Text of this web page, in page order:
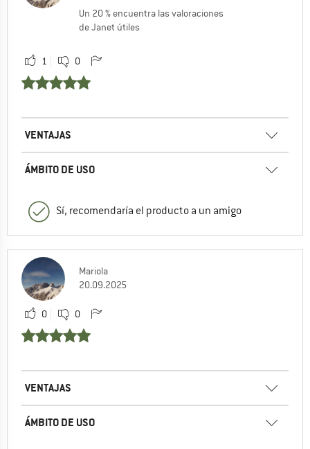
Un 20 % encuentra las valoraciones
de Janet útiles
1 0
VENTAJAS
ÁMBITO DE USO
Sí, recomendaría el producto a un amigo
Mariola
20.09.2025
0 0
VENTAJAS
ÁMBITO DE USO